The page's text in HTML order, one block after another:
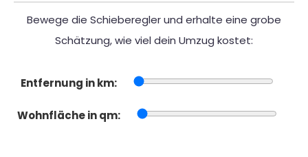
Bewege die Schieberegler und erhalte eine grobe
Schätzung, wie viel dein Umzug kostet:
Entfernung in km:
Wohnfläche in qm: